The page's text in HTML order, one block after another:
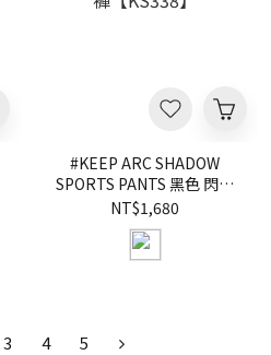
#KEEP ARC SHADOW
SPORTS PANTS 黑色 閃電
縮口 網布內裡 弧影 運動 長
褲【KS338】
NT$1,680
3 4 5